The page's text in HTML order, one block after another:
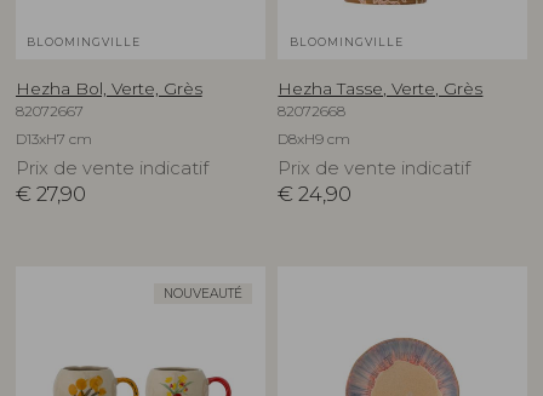
BLOOMINGVILLE
Hezha Bol, Verte, Grès
82072667
D13xH7 cm
Prix de vente indicatif
€ 27,90
BLOOMINGVILLE
Hezha Tasse, Verte, Grès
82072668
D8xH9 cm
Prix de vente indicatif
€ 24,90
NOUVEAUTÉ